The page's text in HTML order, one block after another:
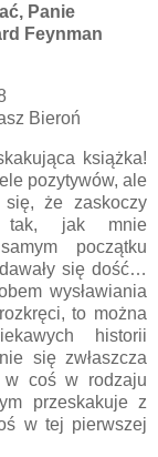
Panie
Feynman
Bieroń
książka!
pozytywów, ale
się, że zaskoczy
tak, jak mnie
początku
się dość…
wysławiania
to można
historii
się zwłaszcza
w coś w rodzaju
przeskakuje z
w tej pierwszej